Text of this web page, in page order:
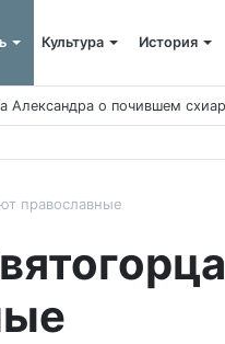
Культура История
православные